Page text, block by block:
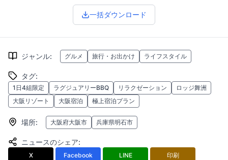
一括ダウンロード
ジャンル: グルメ 旅行・お出かけ ライフスタイル
タグ:
1日4組限定 ラグジュアリーBBQ リラクゼーション
ロッジ舞洲
大阪リゾート
大阪宿泊 極上宿泊プラン
場所: 大阪府大阪市 兵庫県明石市
ニュースのシェア:
X Facebook LINE 印刷